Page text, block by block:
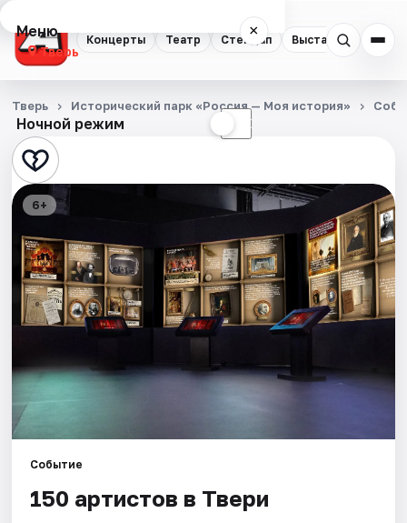
Концерты Театр Стендап Выставки
Меню ×
Тверь
Концерты
Театр
Стендап
Квесты
Экскурсии
Площадки
Ночной режим ☾
Тверь Исторический парк «Россия — Моя история»
6+
Событие
150 артистов в Твери